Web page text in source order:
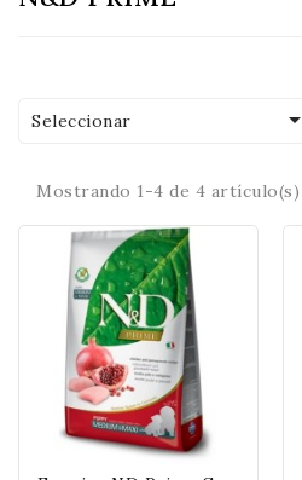
Seleccionar 
Mostrando 1-4 de 4 artículo(s)